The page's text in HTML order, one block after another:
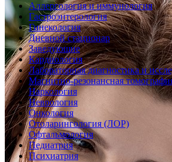
Аллергология и иммунология
Гастроэнтерология
Гинекология
Дневной стационар
Заведующие
Кардиология
Лабораторная диагностика и
Магнитно-резонансная
Наркология
Неврология
Онкология
Отоларингология (ЛОР)
Офтальмология
Педиатрия
Психиатрия